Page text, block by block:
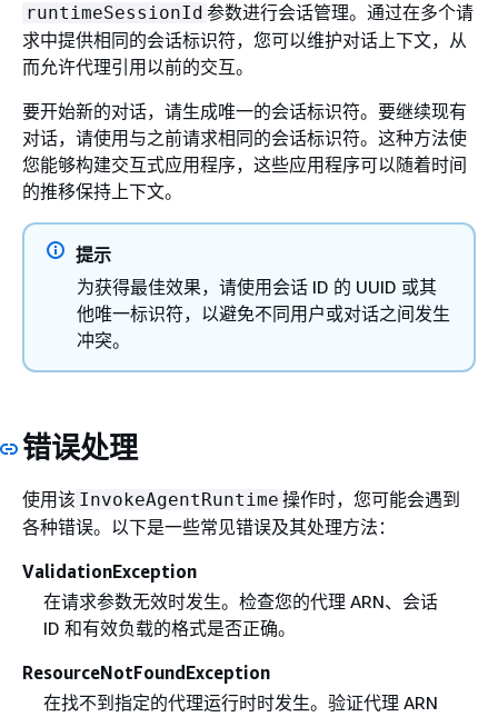
runtimeSessionId 参数进行会话管理。通过在多个请
求中提供相同的会话标识符，您可以维护对话上下文，从
而允许代理引用以前的交互。
要开始新的对话，请生成唯一的会话标识符。要继续现有
对话，请使用与之前请求相同的会话标识符。这种方法使
您能够构建交互式应用程序，这些应用程序可以随着时间
的推移保持上下文。
提示
为获得最佳效果，请使用会话 ID 的 UUID 或其
他唯一标识符，以避免不同用户或对话之间发生
冲突。
错误处理
使用该 InvokeAgentRuntime 操作时，您可能会遇到
各种错误。以下是一些常见错误及其处理方法：
ValidationException
在请求参数无效时发生。检查您的代理 ARN、会话
ID 和有效负载的格式是否正确。
ResourceNotFoundException
在找不到指定的代理运行时时发生。验证代理 ARN